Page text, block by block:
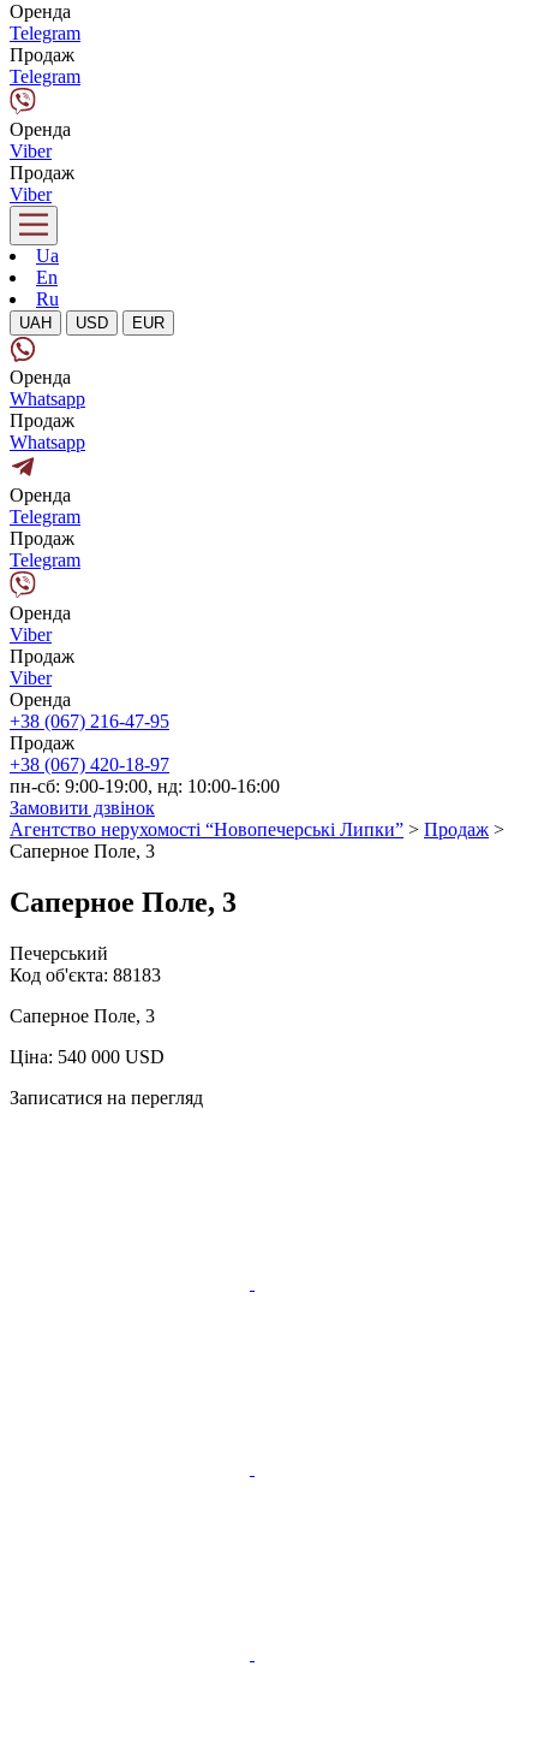
Оренда
Telegram
Продаж
Telegram
Оренда
Viber
Продаж
Viber
Ua
En
Ru
UAH USD EUR
Оренда
Whatsapp
Продаж
Whatsapp
Оренда
Telegram
Продаж
Telegram
Оренда
Viber
Продаж
Viber
Оренда
+38 (067) 216-47-95
Продаж
+38 (067) 420-18-97
пн-сб: 9:00-19:00, нд: 10:00-16:00
Замовити дзвінок
Агентство нерухомості “Новопечерські Липки” > Продаж >
Саперное Поле, 3
Саперное Поле, 3
Печерський
Код об'єкта: 88183
Саперное Поле, 3
Ціна: 540 000 USD
Записатися на перегляд